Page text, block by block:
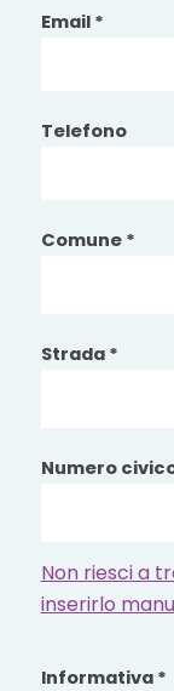
Email *
Telefono
Comune *
Strada *
Numero
Non riesci a
inserirlo
Informativa *